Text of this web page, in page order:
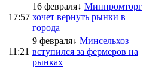
17:57
16 февраля↓ Минпромторг
хочет вернуть рынки в
города
11:21
9 февраля↓ Минсельхоз
вступился за фермеров на
рынках